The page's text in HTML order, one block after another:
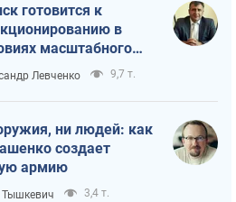
готовится к
в
масштабного
кризиса
Левченко 9,7 т.
ни людей: как
создает
армию
Тышкевич 3,4 т.